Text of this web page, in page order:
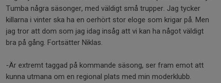
Tumba några säsonger, med väldigt små trupper. Jag tycker
killarna i vinter ska ha en oerhört stor eloge som krigar på. Men
jag tror att dom som jag idag insåg att vi kan ha något väldigt
bra på gång. Fortsätter Niklas.
-Är extremt taggad på kommande säsong, ser fram emot att
kunna utmana om en regional plats med min moderklubb.